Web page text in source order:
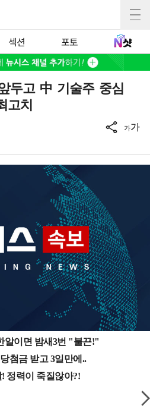
섹션 포토
두고 中 기술주 중심
고치
가가